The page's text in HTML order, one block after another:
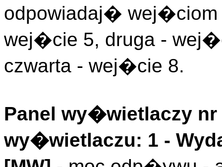
odpowiadaj� wej�ciom
wej�cie 5, druga -
czwarta - wej�cie 8.
Panel wy�wietlaczy nr
wy�wietlaczu: 1 -